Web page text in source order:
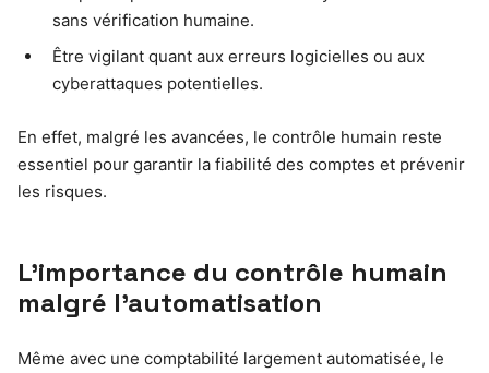
sans vérification humaine.
Être vigilant quant aux erreurs logicielles ou aux
cyberattaques potentielles.
En effet, malgré les avancées, le contrôle humain reste
essentiel pour garantir la fiabilité des comptes et prévenir
les risques.
L’importance du contrôle humain
malgré l’automatisation
Même avec une comptabilité largement automatisée, le